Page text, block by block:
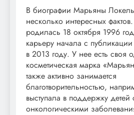
В биографии Марьяны
несколько интересных
родилась 18 октября 1996
карьеру начала с
в 2013 году. У нее есть своя
косметическая марка
также активно занимается
благотворительностью,
выступала в поддержку детей
онкологическими